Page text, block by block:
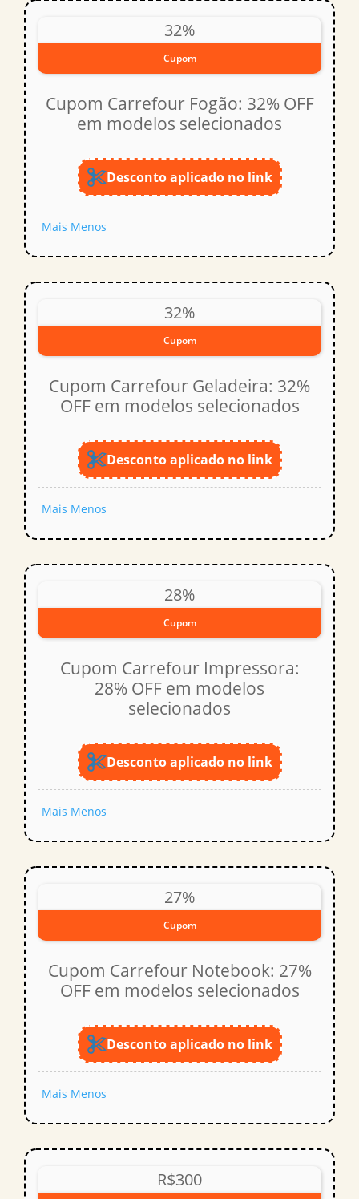
32%
Cupom
Cupom Carrefour Fogão: 32% OFF
em modelos selecionados
Desconto aplicado no link
Mais Menos
32%
Cupom
Cupom Carrefour Geladeira: 32%
OFF em modelos selecionados
Desconto aplicado no link
Mais Menos
28%
Cupom
Cupom Carrefour Impressora:
28% OFF em modelos
selecionados
Desconto aplicado no link
Mais Menos
27%
Cupom
Cupom Carrefour Notebook: 27%
OFF em modelos selecionados
Desconto aplicado no link
Mais Menos
R$300